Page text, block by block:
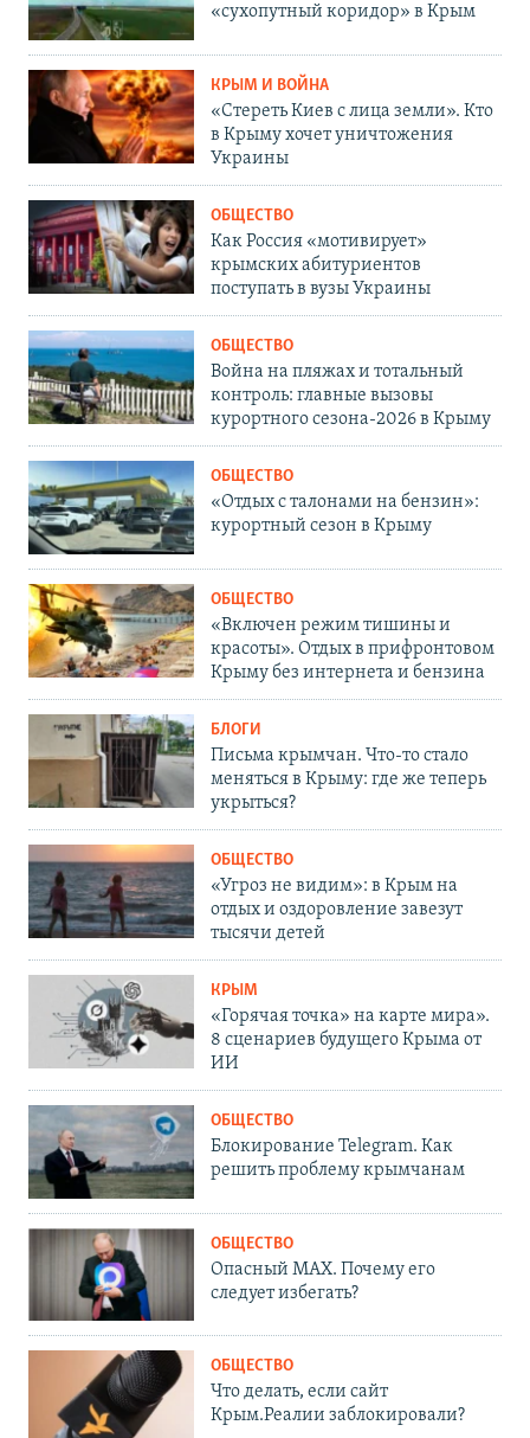
«сухопутный коридор» в Крым
КРЫМ И ВОЙНА
«Стереть Киев с лица земли». Кто
в Крыму хочет уничтожения
Украины
ОБЩЕСТВО
Как Россия «мотивирует»
крымских абитуриентов
поступать в вузы Украины
ОБЩЕСТВО
Война на пляжах и тотальный
контроль: главные вызовы
курортного сезона-2026 в Крыму
ОБЩЕСТВО
«Отдых с талонами на бензин»:
курортный сезон в Крыму
ОБЩЕСТВО
«Включен режим тишины и
красоты». Отдых в прифронтовом
Крыму без интернета и бензина
БЛОГИ
Письма крымчан. Что-то стало
меняться в Крыму: где же теперь
укрыться?
ОБЩЕСТВО
«Угроз не видим»: в Крым на
отдых и оздоровление завезут
тысячи детей
КРЫМ
«Горячая точка» на карте мира».
8 сценариев будущего Крыма от
ИИ
ОБЩЕСТВО
Блокирование Telegram. Как
решить проблему крымчанам
ОБЩЕСТВО
Опасный MAX. Почему его
следует избегать?
ОБЩЕСТВО
Что делать, если сайт
Крым.Реалии заблокировали?